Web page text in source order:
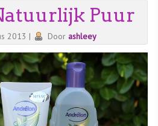
Puur
2013 | Door ashleey